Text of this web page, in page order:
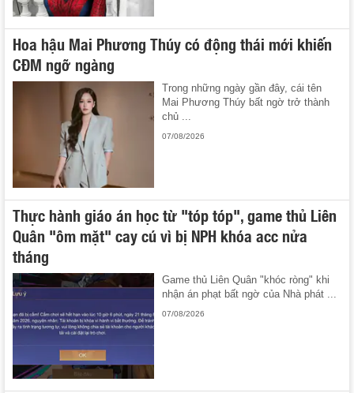
Hoa hậu Mai Phương Thúy có động thái mới khiến
CĐM ngỡ ngàng
Trong những ngày gần đây, cái tên
Mai Phương Thúy bất ngờ trở thành
chủ ...
07/08/2026
Thực hành giáo án học từ "tóp tóp", game thủ Liên
Quân "ôm mặt" cay cú vì bị NPH khóa acc nửa
tháng
Game thủ Liên Quân "khóc ròng" khi
nhận án phạt bất ngờ của Nhà phát ...
07/08/2026